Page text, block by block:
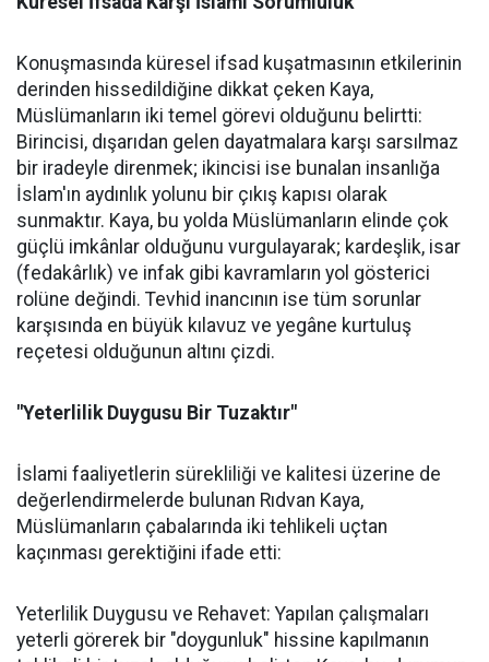
Konuşmasında küresel ifsad kuşatmasının etkilerinin
derinden hissedildiğine dikkat çeken Kaya,
Müslümanların iki temel görevi olduğunu belirtti:
Birincisi, dışarıdan gelen dayatmalara karşı sarsılmaz
bir iradeyle direnmek; ikincisi ise bunalan insanlığa
İslam'ın aydınlık yolunu bir çıkış kapısı olarak
sunmaktır. Kaya, bu yolda Müslümanların elinde çok
güçlü imkânlar olduğunu vurgulayarak; kardeşlik, isar
(fedakârlık) ve infak gibi kavramların yol gösterici
rolüne değindi. Tevhid inancının ise tüm sorunlar
karşısında en büyük kılavuz ve yegâne kurtuluş
reçetesi olduğunun altını çizdi.
"Yeterlilik Duygusu Bir Tuzaktır"
İslami faaliyetlerin sürekliliği ve kalitesi üzerine de
değerlendirmelerde bulunan Rıdvan Kaya,
Müslümanların çabalarında iki tehlikeli uçtan
kaçınması gerektiğini ifade etti:
Yeterlilik Duygusu ve Rehavet: Yapılan çalışmaları
yeterli görerek bir "doygunluk" hissine kapılmanın